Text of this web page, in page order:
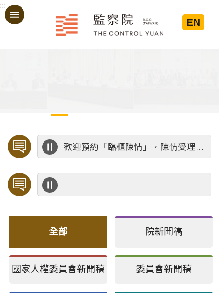
跳到主要內容區塊
:::
EN
歡迎預約「臨櫃陳情」，陳情受理中心將優先排定人員與您接談，釐清案情爭點後收案處理，以節省您的寶貴時間。
全部 院新聞稿
國家人權委員會新聞稿 委員會新聞稿